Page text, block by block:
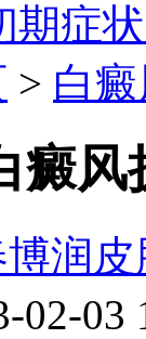
期症
> 白
癜风
润
02-03